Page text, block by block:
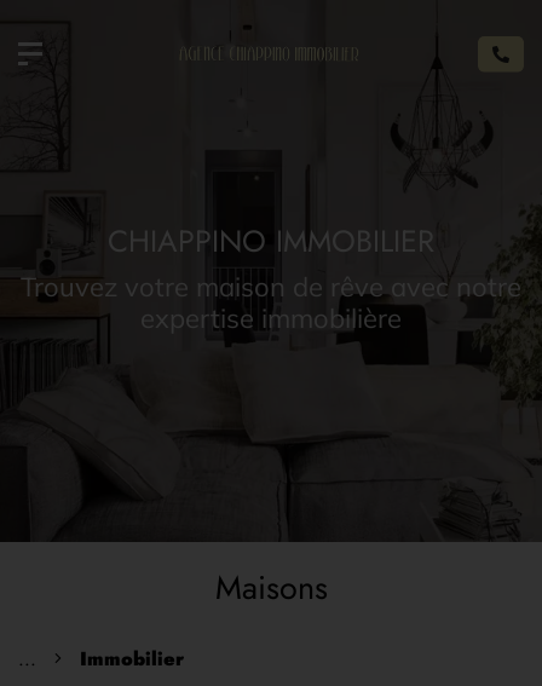
CHIAPPINO IMMOBILIER
Trouvez votre maison de rêve avec notre
expertise immobilière
Maisons
... Immobilier